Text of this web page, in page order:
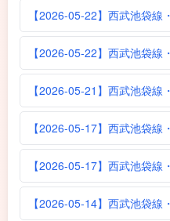
【2026-05-22】西武池袋線
【2026-05-22】西武池袋線
【2026-05-21】西武池袋線
【2026-05-17】西武池袋線
【2026-05-17】西武池袋線
【2026-05-14】西武池袋線